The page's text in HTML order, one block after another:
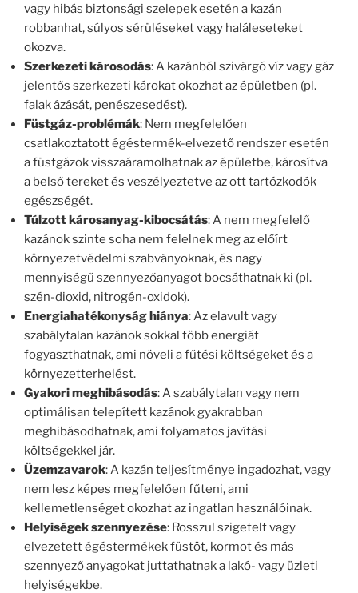
vagy hibás biztonsági szelepek esetén a kazán
robbanhat, súlyos sérüléseket vagy haláleseteket
okozva.
Szerkezeti károsodás: A kazánból szivárgó víz vagy gáz
jelentős szerkezeti károkat okozhat az épületben (pl.
falak ázását, penészesedést).
Füstgáz-problémák: Nem megfelelően
csatlakoztatott égéstermék-elvezető rendszer esetén
a füstgázok visszaáramolhatnak az épületbe, károsítva
a belső tereket és veszélyeztetve az ott tartózkodók
egészségét.
Túlzott károsanyag-kibocsátás: A nem megfelelő
kazánok szinte soha nem felelnek meg az előírt
környezetvédelmi szabványoknak, és nagy
mennyiségű szennyezőanyagot bocsáthatnak ki (pl.
szén-dioxid, nitrogén-oxidok).
Energiahatékonyság hiánya: Az elavult vagy
szabálytalan kazánok sokkal több energiát
fogyaszthatnak, ami növeli a fűtési költségeket és a
környezetterhelést.
Gyakori meghibásodás: A szabálytalan vagy nem
optimálisan telepített kazánok gyakrabban
meghibásodhatnak, ami folyamatos javítási
költségekkel jár.
Üzemzavarok: A kazán teljesítménye ingadozhat, vagy
nem lesz képes megfelelően fűteni, ami
kellemetlenséget okozhat az ingatlan használóinak.
Helyiségek szennyezése: Rosszul szigetelt vagy
elvezetett égéstermékek füstöt, kormot és más
szennyező anyagokat juttathatnak a lakó- vagy üzleti
helyiségekbe.